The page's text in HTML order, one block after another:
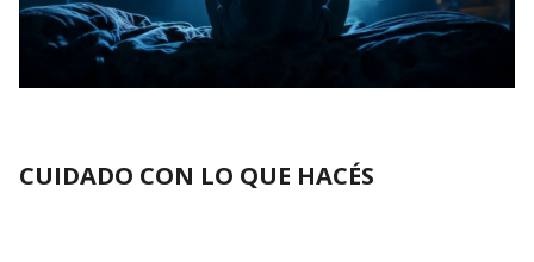
CUIDADO CON LO QUE HACÉS